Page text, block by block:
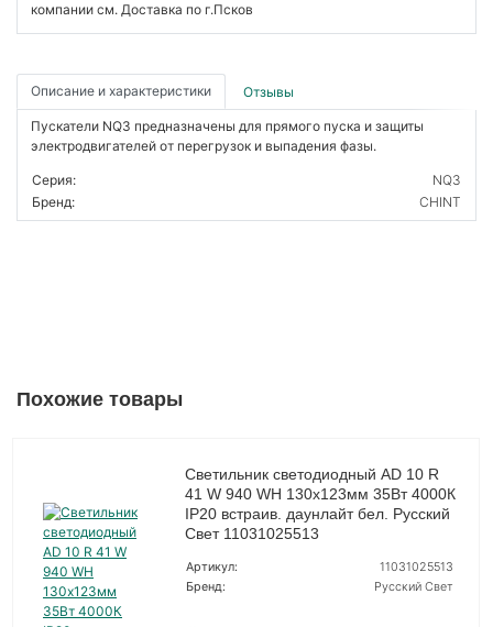
компании см. Доставка по г.Псков
Описание и характеристики Отзывы
Пускатели NQ3 предназначены для прямого пуска и защиты
электродвигателей от перегрузок и выпадения фазы.
Серия:
NQ3
Бренд:
CHINT
Похожие товары
Светильник светодиодный AD 10 R
41 W 940 WH 130х123мм 35Вт 4000К
IP20 встраив. даунлайт бел. Русский
Свет 11031025513
Артикул:
11031025513
Бренд:
Русский Свет